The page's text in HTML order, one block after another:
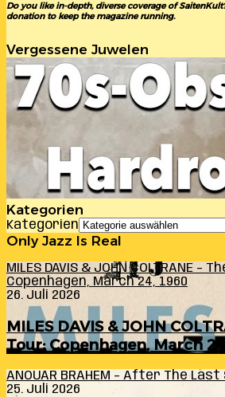
Do you like in-depth, diverse coverage of
donation to keep the magazine running.
Vergessene Juwelen
Kategorien
Kategorien
Only Jazz Is Real
MILES DAVIS & JOHN COLTRANE –
Copenhagen, March 24, 1960
26. Juli 2026
MILES DAVIS & JOHN
Tour: Copenhagen, March 24,
ANOUAR BRAHEM – After The Last
25. Juli 2026